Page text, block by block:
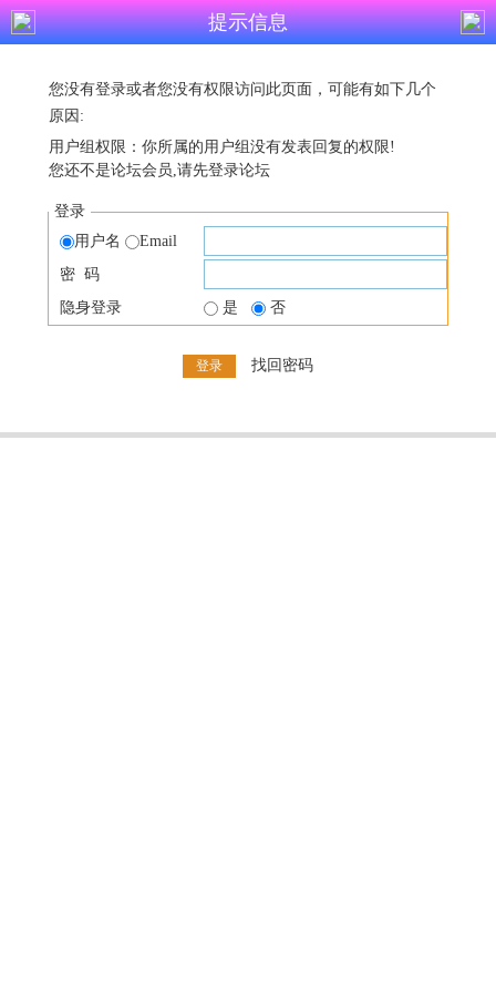
提示信息
您没有登录或者您没有权限访问此页面，可能有如下几个
原因:
用户组权限：你所属的用户组没有发表回复的权限!
您还不是论坛会员,请先登录论坛
登录
用户名
Email
密 码
隐身登录
是 否
找回密码